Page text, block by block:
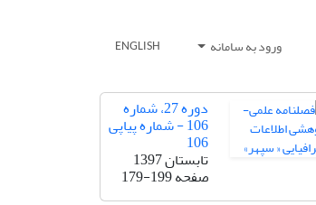
ورود به سامانه ENGLISH
دوره 27، شماره
106 - شماره پیاپی
106
تابستان 1397
صفحه179-199